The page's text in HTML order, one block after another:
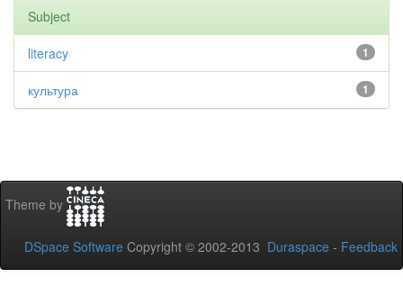
Subject
1
literacy
1
культура
Theme by
DSpace Software Copyright © 2002-2013 Duraspace - Feedback